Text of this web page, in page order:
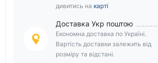
дивитись на карті
Доставка Укр поштою
Економна доставка по Україні.
Вартість доставки залежить від
розміру та відстані.